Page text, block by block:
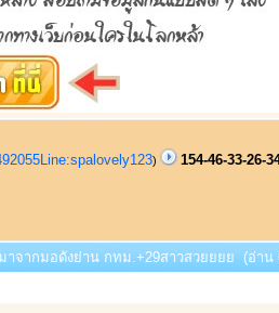
)
154-46-33-26-
าจากมอดังย่าน กทม.+29สาวสวยยยย (อ่าน